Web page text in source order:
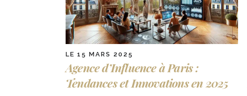
LE 15 MARS 2025
Agence d’Influence à Paris :
Tendances et Innovations en 2025